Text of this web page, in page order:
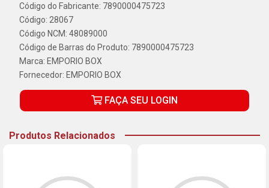
Código do Fabricante: 7890000475723
Código: 28067
Código NCM: 48089000
Código de Barras do Produto: 7890000475723
Marca: EMPORIO BOX
Fornecedor: EMPORIO BOX
FAÇA SEU LOGIN
Produtos Relacionados